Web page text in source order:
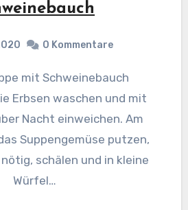
0 Kommentare
Erbsen waschen und mit
Nacht einweichen. Am
Suppengemüse putzen,
schälen und in kleine
Würfel…